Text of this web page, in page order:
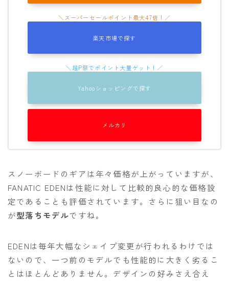
楽天市場で探す
Yahooショッピングで探す
メルカリ
スノーボードのギアは年々価格が上がっていますが、
FANATIC EDENは性能に対して比較的良心的な価格設
定であることも評価されています。さらに狙い目なの
が型落ちモデルですね。
EDENは毎年大幅なシェイプ変更が行われるわけでは
ないので、一つ前のモデルでも性能的に大きく劣るこ
とはほとんどありません。デザインの好みさえ合え